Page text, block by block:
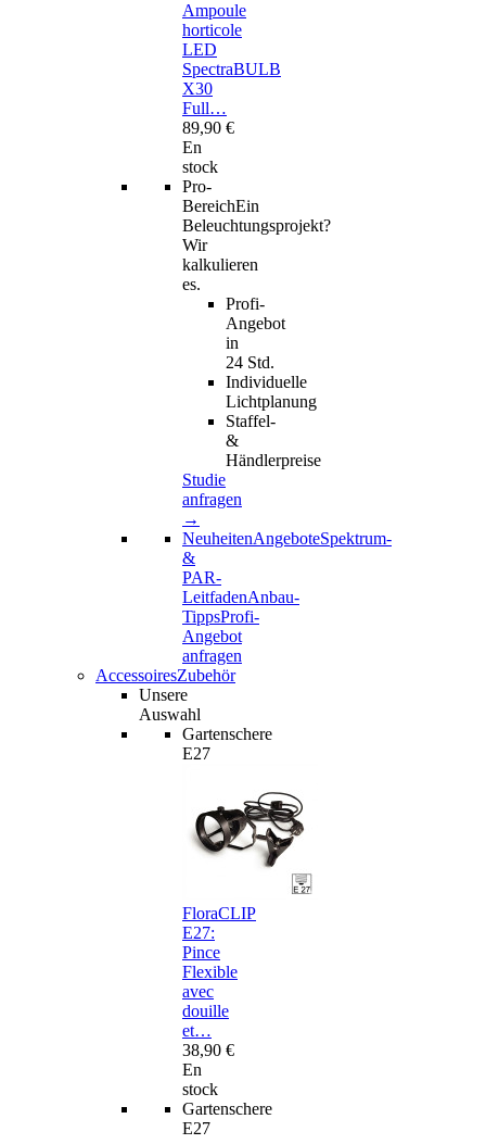
Ampoule
horticole
LED
SpectraBULB
X30
Full…
89,90 €
En
stock
Pro-
BereichEin
Beleuchtungsprojekt?
Wir
kalkulieren
es.
Profi-
Angebot
in
24 Std.
Individuelle
Lichtplanung
Staffel-
&
Händlerpreise
Studie
anfragen
→
NeuheitenAngeboteSpektrum-
&
PAR-
LeitfadenAnbau-
TippsProfi-
Angebot
anfragen
AccessoiresZubehör
Unsere
Auswahl
Gartenschere
E27
FloraCLIP
E27:
Pince
Flexible
avec
douille
et…
38,90 €
En
stock
Gartenschere
E27